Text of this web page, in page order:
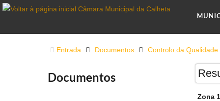
Entrada Documentos Controlo da
Zona
Documentos